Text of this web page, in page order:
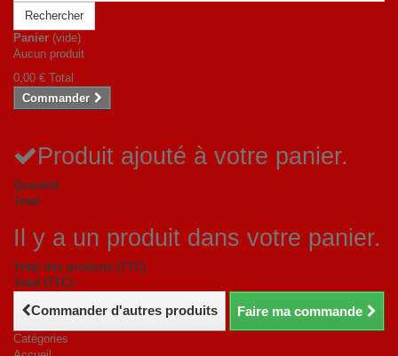
Rechercher
Panier (vide)
Aucun produit
0,00 € Total
Commander
Produit ajouté à votre panier.
Quantité
Total
Il y a un produit dans votre panier.
Total des produits (TTC)
Total (TTC)
Commander d'autres produits Faire ma commande
Catégories